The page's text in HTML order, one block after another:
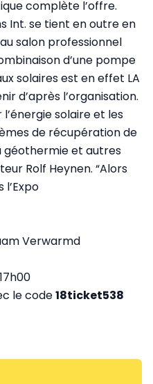
complète l’offre.
Int. se tient en outre en
salon professionnel
d’une pompe
solaires est en effet LA
d’après l’organisation.
solaire et les
de récupération de
géothermie et autres
Rolf Heynen. “Alors
l’Expo
Verwarmd
le code18ticket538